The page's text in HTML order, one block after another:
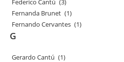
Federico Cantú (3)
Fernanda Brunet (1)
Fernando Cervantes (1)
G
Gerardo Cantú (1)